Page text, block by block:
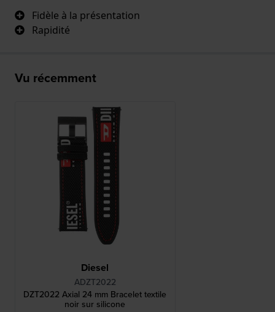
Fidèle à la présentation
Rapidité
Vu récemment
Diesel
ADZT2022
DZT2022 Axial 24 mm Bracelet textile
noir sur silicone